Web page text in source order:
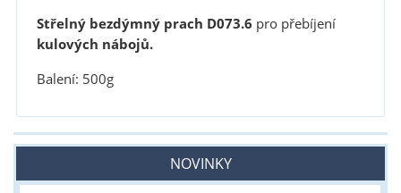
Střelný bezdýmný prach D073.6 pro přebíjení
kulových nábojů.
Balení: 500g
NOVINKY